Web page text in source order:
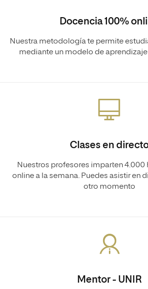
Docencia 100%
Nuestra metodología te permite
mediante un modelo de
Clases en
Nuestros profesores imparten 4.000
online a la semana. Puedes asistir en
otro momento
Mentor - UNIR